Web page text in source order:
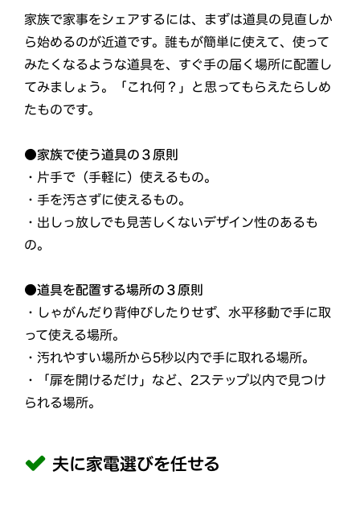
家族で家事をシェアするには、まずは道具の見直しか
ら始めるのが近道です。誰もが簡単に使えて、使って
みたくなるような道具を、すぐ手の届く場所に配置し
てみましょう。「これ何？」と思ってもらえたらしめ
たものです。
●家族で使う道具の３原則
・片手で（手軽に）使えるもの。
・手を汚さずに使えるもの。
・出しっ放しでも見苦しくないデザイン性のあるも
の。
●道具を配置する場所の３原則
・しゃがんだり背伸びしたりせず、水平移動で手に取
って使える場所。
・汚れやすい場所から5秒以内で手に取れる場所。
・「扉を開けるだけ」など、2ステップ以内で見つけ
られる場所。
夫に家電選びを任せる